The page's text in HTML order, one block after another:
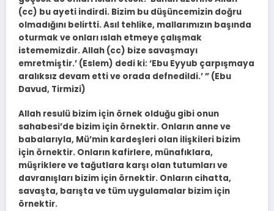
(cc) bu ayeti indirdi. Bizim bu düşüncemizin doğru
olmadığını belirtti. Asıl tehlike, mallarımızın başında
oturmak ve onları ıslah etmeye çalışmak
istememizdir. Allah (cc) bize savaşmayı
emretmiştir.’ (Eslem) dedi ki: ‘Ebu Eyyub çarpışmaya
aralıksız devam etti ve orada defnedildi.’ ” (Ebu
Davud, Tirmizi)
Allah resulü bizim için örnek olduğu gibi onun
sahabesi’de bizim için örnektir. Onların anne ve
babalarıyla, Mü’min kardeşleri olan ilişkileri bizim
için örnektir. Onların kafirlere, münafıklara,
müşriklere ve tağutlara karşı olan tutumları ve
davranışları bizim için örnektir. Onların cihatta,
savaşta, barışta ve tüm uygulamalar bizim için
örnektir.